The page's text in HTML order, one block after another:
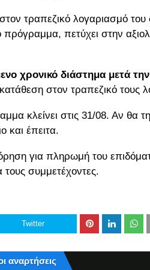
τραπεζικό λογαριασμό
πρόγραμμα, πετύχει στην
χρονικό διάστημα μετά
στον τραπεζικό τους
κλείνει στις 31/08. Αν θα
και έπειτα.
για πληρωμή του
τους συμμετέχοντες.
Twitter
αναρτήσεις